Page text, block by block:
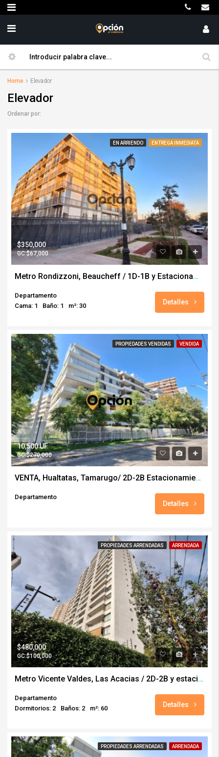
Home Elevador
Elevador
Ordenar por:
EN ARRIENDO ENTREGA INMEDIATA
$350,000
GC:$67,000
Metro Rondizzoni, Beaucheff / 1D-1B y Estacionamiento (amoblado)
Departamento
Cama: 1
Baño: 1 m²: 30 Detalles
PROPIEDADES VENDIDAS VENDIDA
10,500 UF
GC:$270,000
VENTA, Hualtatas, Tamarugo/ 2D-2B Estacionamiento y Bodega
Departamento
Detalles
PROPIEDADES ARRENDADAS ARRENDADA
$480,000
GC:$100,000
Metro Vicente Valdes, Las Acacias / 2D-2B y estacionamiento
Departamento
Dormitorios: 2
Baños: 2 m²: 60 Detalles
PROPIEDADES ARRENDADAS ARRENDADA